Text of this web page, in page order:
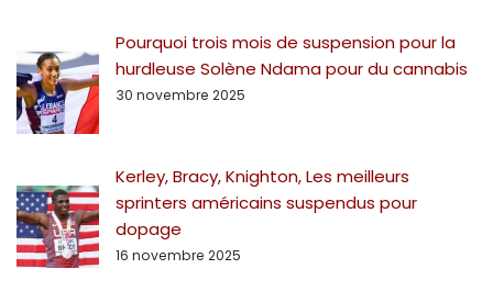
Pourquoi trois mois de suspension pour la
hurdleuse Solène Ndama pour du cannabis
30 novembre 2025
Kerley, Bracy, Knighton, Les meilleurs
sprinters américains suspendus pour
dopage
16 novembre 2025